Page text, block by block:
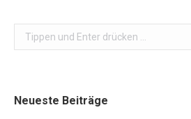
Search:
Neueste Beiträge